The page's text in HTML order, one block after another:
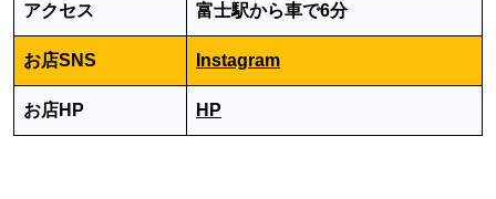
アクセス 富士駅から車で6分
お店SNS Instagram
お店HP HP